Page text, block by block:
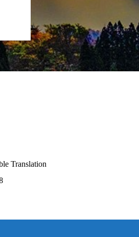
Translation